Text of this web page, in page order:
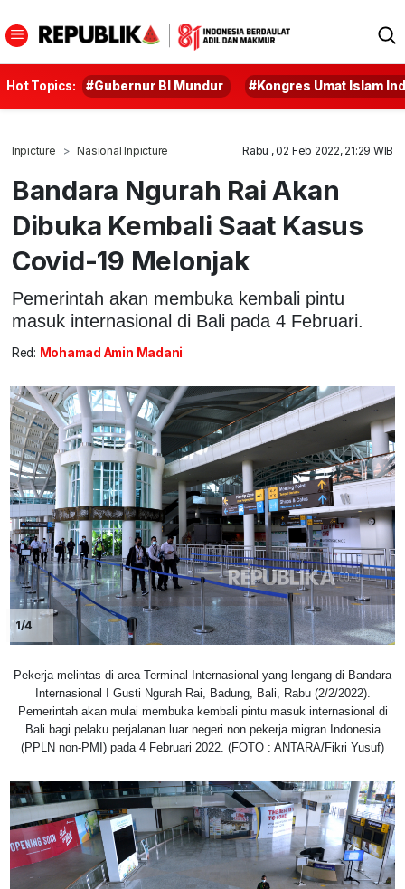
Hot Topics: #Gubernur BI Mundur #Kongres Umat Islam
Inpicture Nasional Inpicture Rabu , 02 Feb 2022, 21:29 WIB
Bandara Ngurah Rai Akan
Dibuka Kembali Saat Kasus
Covid-19 Melonjak
Pemerintah akan membuka kembali pintu
masuk internasional di Bali pada 4 Februari.
Red: Mohamad Amin Madani
1/4
Pekerja melintas di area Terminal Internasional yang lengang di Bandara
Internasional I Gusti Ngurah Rai, Badung, Bali, Rabu (2/2/2022).
Pemerintah akan mulai membuka kembali pintu masuk internasional di
Bali bagi pelaku perjalanan luar negeri non pekerja migran Indonesia
(PPLN non-PMI) pada 4 Februari 2022. (FOTO : ANTARA/Fikri Yusuf)